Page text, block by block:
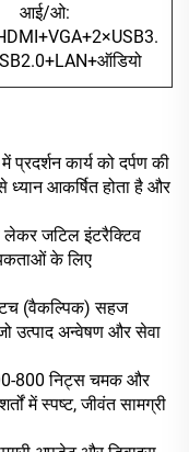
आई/ओ:
प्रदर्शन कार्य को दर्पण की
आकर्षित होता है और
लेकर जटिल इंटरैक्टिव
के लिए
टच (वैकल्पिक) सहज
उत्पाद अन्वेषण और सेवा
800 निट्स चमक और
में स्पष्ट, जीवंत सामग्री